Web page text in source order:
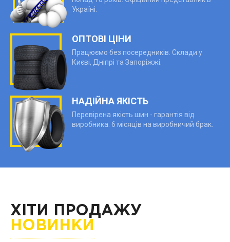
Україні.
ОПТОВІ ЦІНИ
Працюємо без посередників. Склади у
Києві, Дніпрі та Запоріжжі.
НАДІЙНА ЯКІСТЬ
Перевірена якість шин - гарантія від
виробника. 6 місяців на виробничий брак.
ХІТИ ПРОДАЖУ
НОВИНКИ